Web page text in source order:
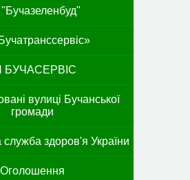
БУЧАСЕРВІС
вулиці Бучанської
громади
служба здоров'я України
Оголошення